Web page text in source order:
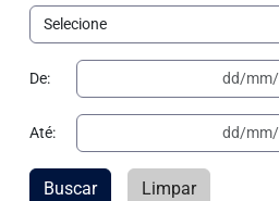
De:
Até:
Buscar Limpar